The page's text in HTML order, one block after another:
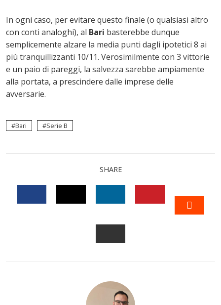
In ogni caso, per evitare questo finale (o qualsiasi altro
con conti analoghi), al Bari basterebbe dunque
semplicemente alzare la media punti dagli ipotetici 8 ai
più tranquillizzanti 10/11. Verosimilmente con 3 vittorie
e un paio di pareggi, la salvezza sarebbe ampiamente
alla portata, a prescindere dalle imprese delle
avversarie.
Bari Serie B
SHARE
PINTEREST